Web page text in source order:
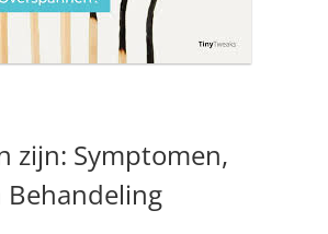
zijn: Symptomen,
Behandeling